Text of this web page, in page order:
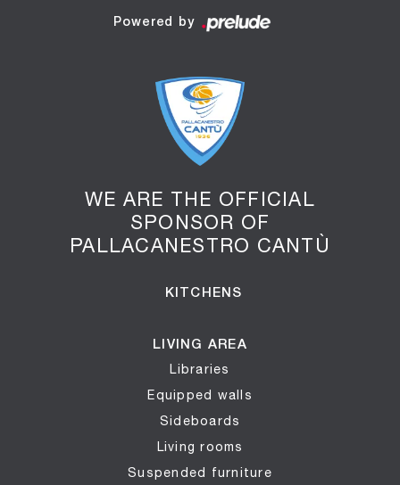
WE ARE THE OFFICIAL
SPONSOR OF
PALLACANESTRO CANTÙ
KITCHENS
LIVING AREA
Libraries
Equipped walls
Sideboards
Living rooms
Suspended furniture
Powered by